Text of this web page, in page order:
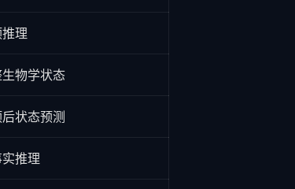
理
物学状态
状态预测
推理